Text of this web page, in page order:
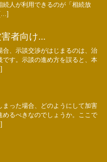
続人が利用できるのが「相続放
害者向け...
合、示談交渉がはじまるのは、治
です。示談の進め方を誤ると、本
まった場合、どのようにして加害
めるべきなのでしょうか。ここで